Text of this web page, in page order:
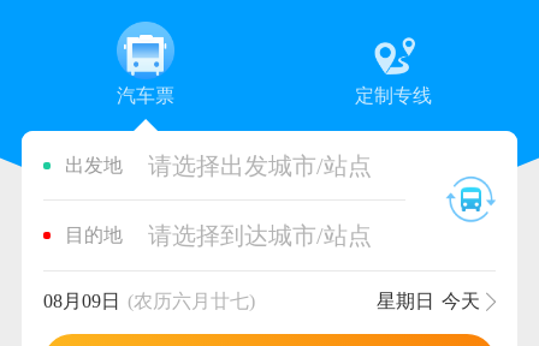
汽车票 定制专线
出发地 请选择出发城市/站点
目的地 请选择到达城市/站点
08月09日 (农历六月廿七) 星期日 今天